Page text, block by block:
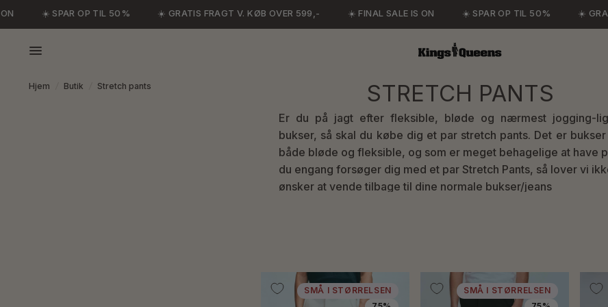
☀️ SPAR OP TIL 50% ☀️ GRATIS FRAGT V. KØB OVER 599,- ☀️ FINAL SALE IS ON ☀️ SPAR OP TIL 50% ☀️
Hjem Butik Stretch pants STRETCH PANTS
Er du på jagt efter fleksible, bløde og nærmest jogging-
bukser, så skal du købe dig et par stretch pants. Det er
både bløde og fleksible, og som er meget behagelige at have
du engang forsøger dig med et par Stretch Pants, så lover vi
ønsker at vende tilbage til dine normale bukser/jeans
SMÅ I STØRRELSEN
SMÅ I STØRRELSEN